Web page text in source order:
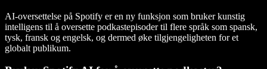
AI-oversettelse på Spotify er en ny funksjon som bruker kunstig
intelligens til å oversette podkastepisoder til flere språk som spansk,
tysk, fransk og engelsk, og dermed øke tilgjengeligheten for et
globalt publikum.